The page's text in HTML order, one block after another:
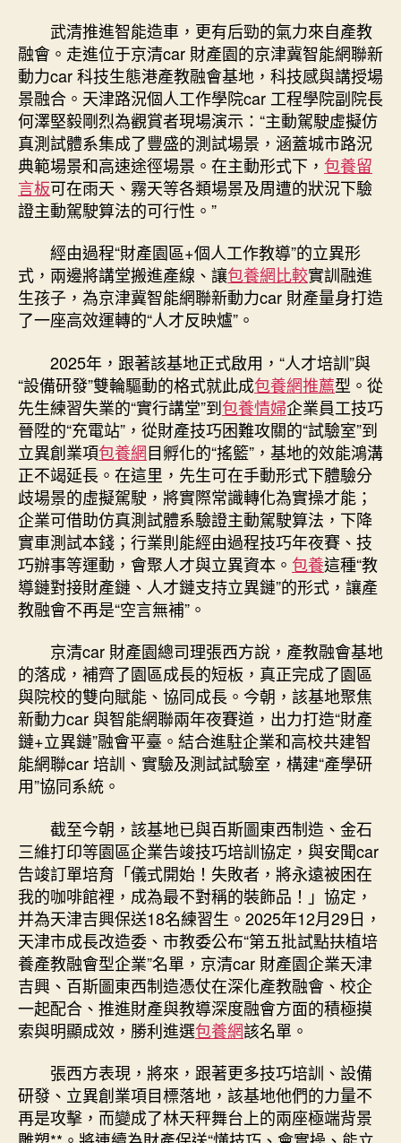
武清推進智能造車，更有后勁的氣力來自產教
融會。走進位于京清car 財產園的京津冀智能網聯新
動力car 科技生態港產教融會基地，科技感與講授場
景融合。天津路況個人工作學院car 工程學院副院長
何澤堅毅剛烈為觀賞者現場演示：“主動駕駛虛擬仿
真測試體系集成了豐盛的測試場景，涵蓋城市路況
典範場景和高速途徑場景。在主動形式下， 包養留
言板可在雨天、霧天等各類場景及周遭的狀況下驗
證主動駕駛算法的可行性。”
經由過程“財產園區+個人工作教導”的立異形
式，兩邊將講堂搬進產線、讓包養網比較實訓融進
生孩子，為京津冀智能網聯新動力car 財產量身打造
了一座高效運轉的“人才反映爐”。
2025年，跟著該基地正式啟用，“人才培訓”與
“設備研發”雙輪驅動的格式就此成包養網推薦型。從
先生練習失業的“實行講堂”到包養情婦企業員工技巧
晉陞的“充電站”，從財產技巧困難攻關的“試驗室”到
立異創業項包養網目孵化的“搖籃”，基地的效能鴻溝
正不竭延長。在這里，先生可在手動形式下體驗分
歧場景的虛擬駕駛，將實際常識轉化為實操才能；
企業可借助仿真測試體系驗證主動駕駛算法，下降
實車測試本錢；行業則能經由過程技巧年夜賽、技
巧辦事等運動，會聚人才與立異資本。 包養這種“教
導鏈對接財產鏈、人才鏈支持立異鏈”的形式，讓產
教融會不再是“空言無補”。
京清car 財產園總司理張西方說，產教融會基地
的落成，補齊了園區成長的短板，真正完成了園區
與院校的雙向賦能、協同成長。今朝，該基地聚焦
新動力car 與智能網聯兩年夜賽道，出力打造“財產
鏈+立異鏈”融會平臺。結合進駐企業和高校共建智
能網聯car 培訓、實驗及測試試驗室，構建“產學研
用”協同系統。
截至今朝，該基地已與百斯圖東西制造、金石
三維打印等園區企業告竣技巧培訓協定，與安聞car
告竣訂單培育「儀式開始！失敗者，將永遠被困在
我的咖啡館裡，成為最不對稱的裝飾品！」協定，
并為天津吉興保送18名練習生。2025年12月29日，
天津市成長改造委、市教委公布“第五批試點扶植培
養產教融會型企業”名單，京清car 財產園企業天津
吉興、百斯圖東西制造憑仗在深化產教融會、校企
一起配合、推進財產與教導深度融會方面的積極摸
索與明顯成效，勝利進選包養網該名單。
張西方表現，將來，跟著更多技巧培訓、設備
研發、立異創業項目標落地，該基地他們的力量不
再是攻擊，而變成了林天秤舞台上的兩座極端背景